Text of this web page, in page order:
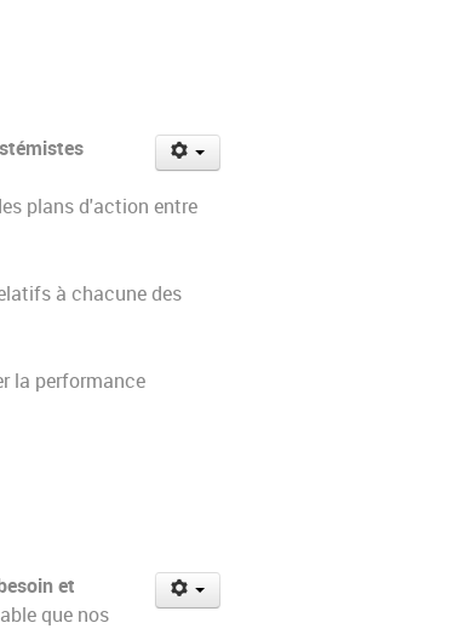
stémistes
plans d'action entre
à chacune des
la performance
et
que nos